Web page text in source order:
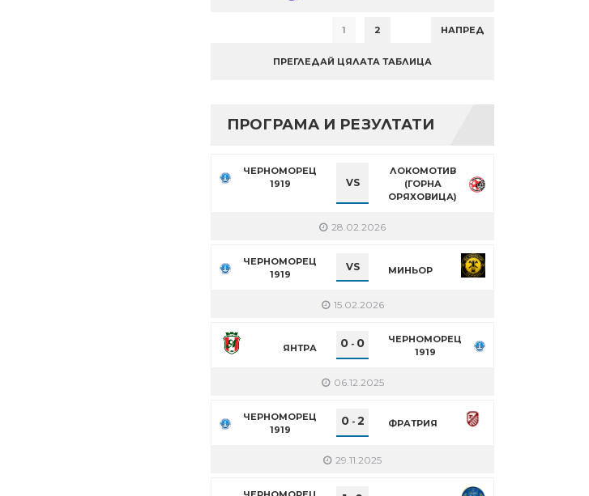
1 2 НАПРЕД
ПРЕГЛЕДАЙ ЦЯЛАТА ТАБЛИЦА
ПРОГРАМА И РЕЗУЛТАТИ
ЧЕРНОМОРЕЦ
1919
VS
ЛОКОМОТИВ
(ГОРНА
ОРЯХОВИЦА)
28.02.2026
ЧЕРНОМОРЕЦ
1919
VS МИНЬОР
15.02.2026
ЯНТРА 0 - 0
ЧЕРНОМОРЕЦ
1919
06.12.2025
ЧЕРНОМОРЕЦ
1919
0- 2 ФРАТРИЯ
29.11.2025